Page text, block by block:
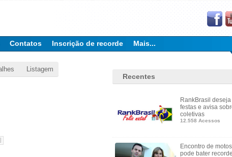
Contatos Inscrição de recorde Mais...
Listagem
Recentes
RankBrasil
festas e avisa
coletivas
12.558 Acessos
Encontro de
pode bater